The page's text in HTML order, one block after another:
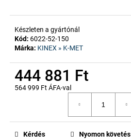
Készleten a gyártónál
Kód: 6022-52-150
Márka: KINEX » K-MET
444 881 Ft
564 999 Ft ÁFA-val
Kérdés Nyomon követés
k